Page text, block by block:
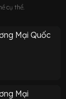
cụ thể.
Mại Quốc
Mại